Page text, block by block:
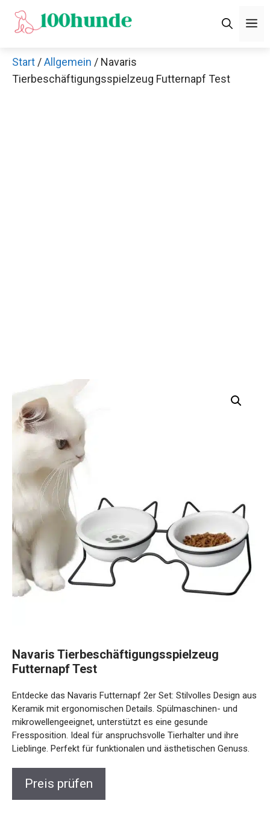
Zum
Inhalt
Start /Allgemein / Navaris
Tierbeschäftigungsspielzeug Futternapf Test
Navaris Tierbeschäftigungsspielzeug
Futternapf Test
Entdecke das Navaris Futternapf 2er Set: Stilvolles Design aus
Keramik mit ergonomischen Details. Spülmaschinen- und
mikrowellengeeignet, unterstützt es eine gesunde
Fressposition. Ideal für anspruchsvolle Tierhalter und ihre
Lieblinge. Perfekt für funktionalen und ästhetischen Genuss.
Preis prüfen